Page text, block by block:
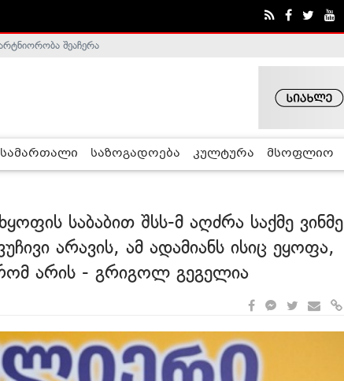
- ჰელსინკის კომისია
შეაჩერა
სამართალი საზოგადოება კულტურა მსოფლიო
საბაბით შსს-მ აღძრა საქმე ვინმე
არავის, ამ ადამიანს ისიც ეყოფა,
არის - გრიგოლ გეგელია